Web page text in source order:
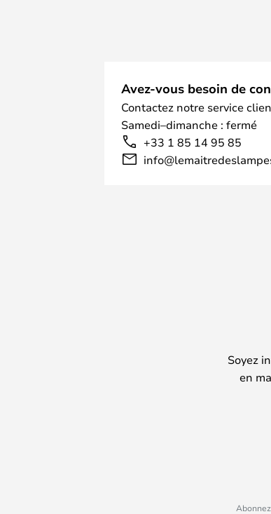
Avez-vous besoin de
Contactez notre service
Samedi–dimanche : fermé
+33 1 85 14 95 85
Soyez
en